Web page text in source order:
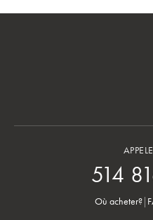
514
Où acheter?|